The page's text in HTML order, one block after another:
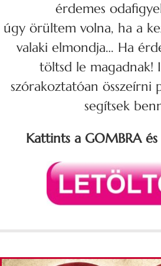
érdemes
úgy örültem volna, ha a
valaki elmondja… Ha
töltsd le magadnak!
szórakoztatóan összeírni
segítsek
Kattints a GOMBRA